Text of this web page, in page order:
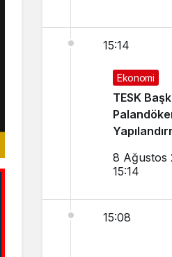
15:14
Ekonomi
TESK
8 Ağustos
15:14
15:08